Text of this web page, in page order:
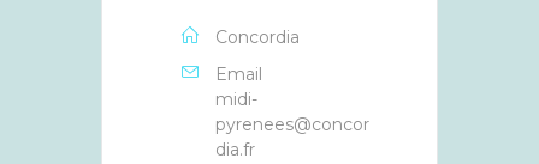
Concordia
Email
midi-
pyrenees@concor
dia.fr